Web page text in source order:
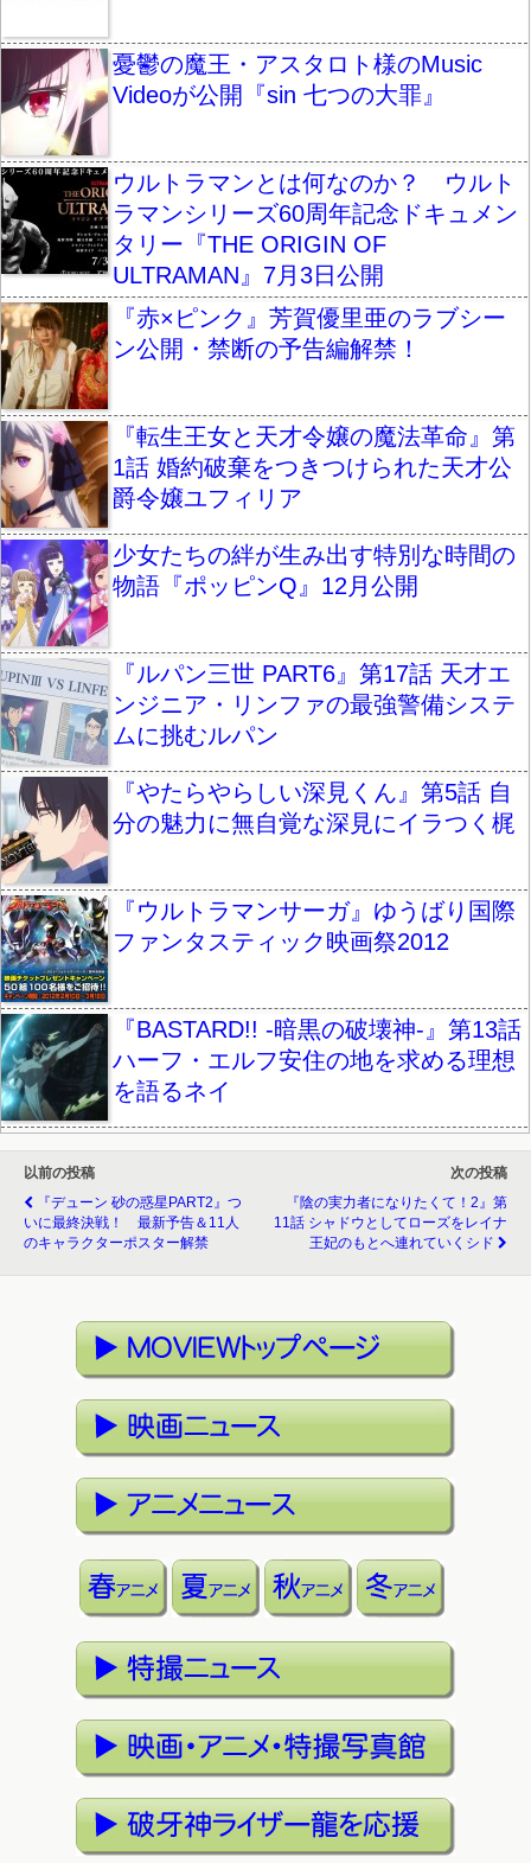
憂鬱の魔王・アスタロト様のMusic
Videoが公開『sin 七つの大罪』
ウルトラマンとは何なのか？ ウルト
ラマンシリーズ60周年記念ドキュメン
タリー『THE ORIGIN OF
ULTRAMAN』7月3日公開
『赤×ピンク』芳賀優里亜のラブシー
ン公開・禁断の予告編解禁！
『転生王女と天才令嬢の魔法革命』第
1話 婚約破棄をつきつけられた天才公
爵令嬢ユフィリア
少女たちの絆が生み出す特別な時間の
物語『ポッピンQ』12月公開
『ルパン三世 PART6』第17話 天才エ
ンジニア・リンファの最強警備システ
ムに挑むルパン
『やたらやらしい深見くん』第5話 自
分の魅力に無自覚な深見にイラつく梶
『ウルトラマンサーガ』ゆうばり国際
ファンタスティック映画祭2012
『BASTARD!! -暗黒の破壊神-』第13話
ハーフ・エルフ安住の地を求める理想
を語るネイ
以前の投稿
『デューン 砂の惑星PART2』つ
いに最終決戦！ 最新予告＆11人
のキャラクターポスター解禁
次の投稿
『陰の実力者になりたくて！2』第
11話 シャドウとしてローズをレイナ
王妃のもとへ連れていくシド